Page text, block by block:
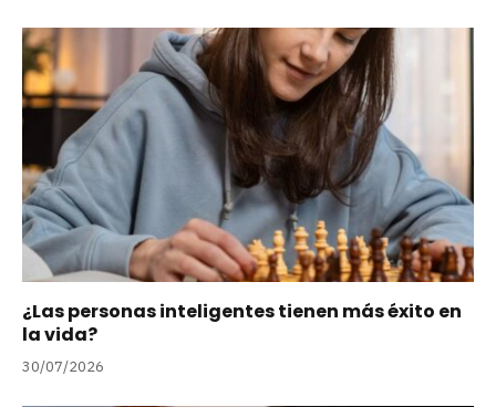
¿Las personas inteligentes tienen más éxito en
la vida?
30/07/2026